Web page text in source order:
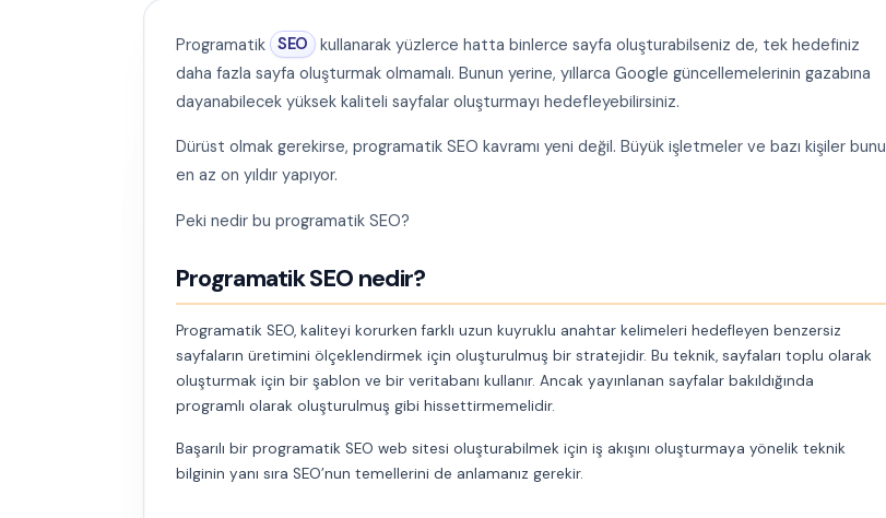
Programatik SEO kullanarak yüzlerce hatta binlerce sayfa oluşturabilseniz de, tek hedefiniz
daha fazla sayfa oluşturmak olmamalı. Bunun yerine, yıllarca Google güncellemelerinin gazabına
dayanabilecek yüksek kaliteli sayfalar oluşturmayı hedefleyebilirsiniz.
Dürüst olmak gerekirse, programatik SEO kavramı yeni değil. Büyük işletmeler ve bazı kişiler bunu
en az on yıldır yapıyor.
Peki nedir bu programatik SEO?
Programatik SEO nedir?
Programatik SEO, kaliteyi korurken farklı uzun kuyruklu anahtar kelimeleri hedefleyen benzersiz
sayfaların üretimini ölçeklendirmek için oluşturulmuş bir stratejidir. Bu teknik, sayfaları toplu olarak
oluşturmak için bir şablon ve bir veritabanı kullanır. Ancak yayınlanan sayfalar bakıldığında
programlı olarak oluşturulmuş gibi hissettirmemelidir.
Başarılı bir programatik SEO web sitesi oluşturabilmek için iş akışını oluşturmaya yönelik teknik
bilginin yanı sıra SEO’nun temellerini de anlamanız gerekir.